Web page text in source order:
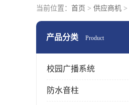
当前位置： 首页 > 供应商机 >
产品分类 Product
校园广播系统
防水音柱